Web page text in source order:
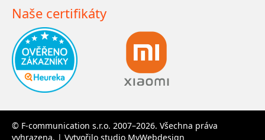
Naše certifikáty
© F-communication s.r.o. 2007–2026. Všechna práva
vyhrazena. | Vytvořilo studio MyWebdesign